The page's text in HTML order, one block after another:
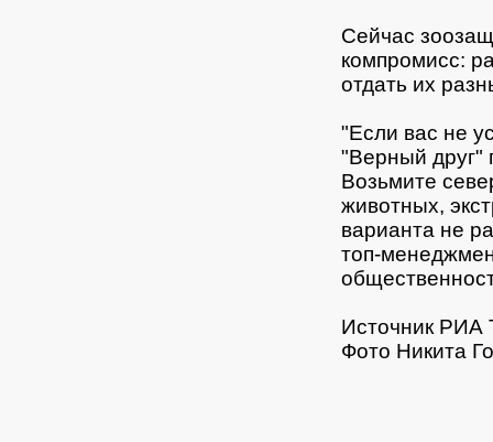
Сейчас
компромисс:
отдать их
"Если вас не
"Верный друг"
Возьмите
животных,
варианта не
топ-
Источник РИА
Фото Никита